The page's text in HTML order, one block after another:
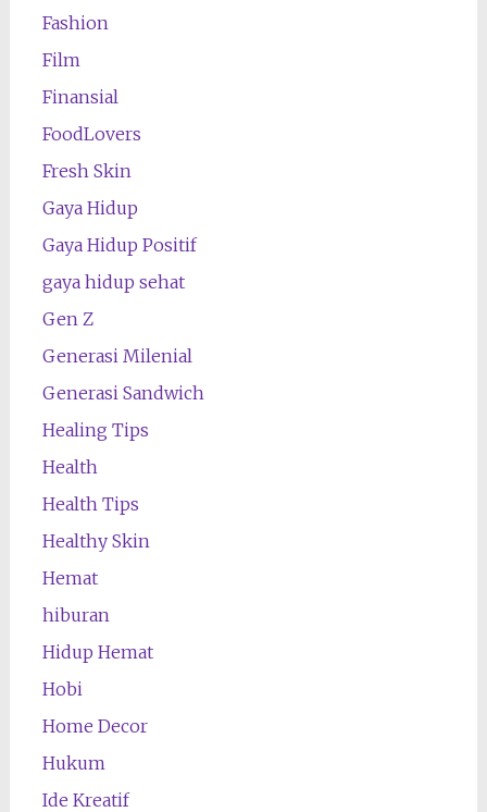
Fashion
Film
Finansial
FoodLovers
Fresh Skin
Gaya Hidup
Gaya Hidup Positif
gaya hidup sehat
Gen Z
Generasi Milenial
Generasi Sandwich
Healing Tips
Health
Health Tips
Healthy Skin
Hemat
hiburan
Hidup Hemat
Hobi
Home Decor
Hukum
Ide Kreatif